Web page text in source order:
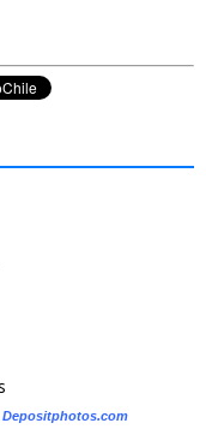
Depositphotos.com